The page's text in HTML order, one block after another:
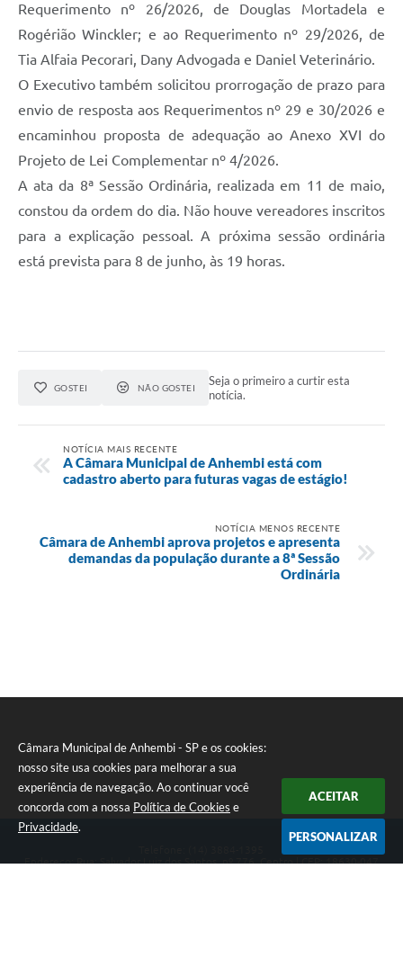
Câmara Municipal de Anhembi - SP e os cookies:
nosso site usa cookies para melhorar a sua
experiência de navegação. Ao continuar você
concorda com a nossa Política de Cookies e
Privacidade.
ACEITAR
PERSONALIZAR
Requerimento nº 26/2026, de Douglas Mortadela e
Rogérião Winckler; e ao Requerimento nº 29/2026, de
Tia Alfaia Pecorari, Dany Advogada e Daniel Veterinário.
O Executivo também solicitou prorrogação de prazo para
envio de resposta aos Requerimentos nº 29 e 30/2026 e
encaminhou proposta de adequação ao Anexo XVI do
Projeto de Lei Complementar nº 4/2026.
A ata da 8ª Sessão Ordinária, realizada em 11 de maio,
constou da ordem do dia. Não houve vereadores inscritos
para a explicação pessoal. A próxima sessão ordinária
está prevista para 8 de junho, às 19 horas.
GOSTEI NÃO GOSTEI
Seja o primeiro a curtir esta
notícia.
NOTÍCIA MAIS RECENTE
A Câmara Municipal de Anhembi está com
cadastro aberto para futuras vagas de estágio!
NOTÍCIA MENOS RECENTE
Câmara de Anhembi aprova projetos e apresenta
demandas da população durante a 8ª Sessão
Ordinária
Endereço: Rua: Salvador Luiz dos Santos, nº 776, Centro | CEP: 18630-047